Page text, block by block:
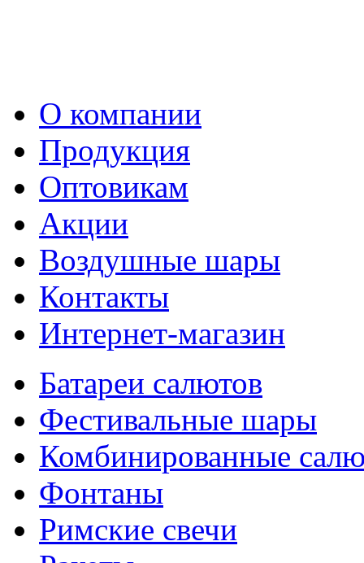
О компании
Продукция
Оптовикам
Акции
Воздушные шары
Контакты
Интернет-магазин
Батареи салютов
Фестивальные шары
Комбиниров­анные
Фонтаны
Римские свечи